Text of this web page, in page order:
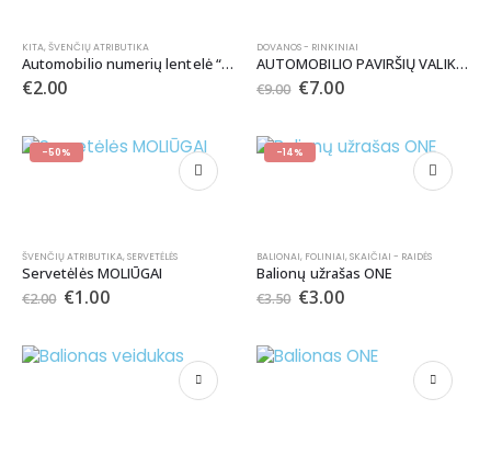
KITA, ŠVENČIŲ ATRIBUTIKA
Automobilio numerių lentelė “MR/MRS”
€2.00
DOVANOS - RINKINIAI
AUTOMOBILIO PAVIRŠIŲ VALIKLIS Aromatic*89
€9.00 €7.00
-50%
ŠVENČIŲ ATRIBUTIKA, SERVETĖLĖS
Servetėlės MOLIŪGAI
€2.00 €1.00
-14%
BALIONAI, FOLINIAI, SKAIČIAI - RAIDĖS
Balionų užrašas ONE
€3.50 €3.00